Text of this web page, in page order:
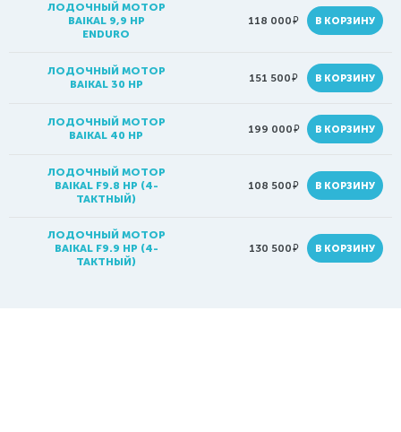
ЛОДОЧНЫЙ МОТОР
BAIKAL 9,9 HP
ENDURO
118 000руб. В КОРЗИНУ
ЛОДОЧНЫЙ МОТОР
BAIKAL 30 HP
151 500руб. В КОРЗИНУ
ЛОДОЧНЫЙ МОТОР
BAIKAL 40 HP
199 000руб. В КОРЗИНУ
ЛОДОЧНЫЙ МОТОР
BAIKAL F9.8 HP (4-
ТАКТНЫЙ)
108 500руб. В КОРЗИНУ
ЛОДОЧНЫЙ МОТОР
BAIKAL F9.9 HP (4-
ТАКТНЫЙ)
130 500руб. В КОРЗИНУ